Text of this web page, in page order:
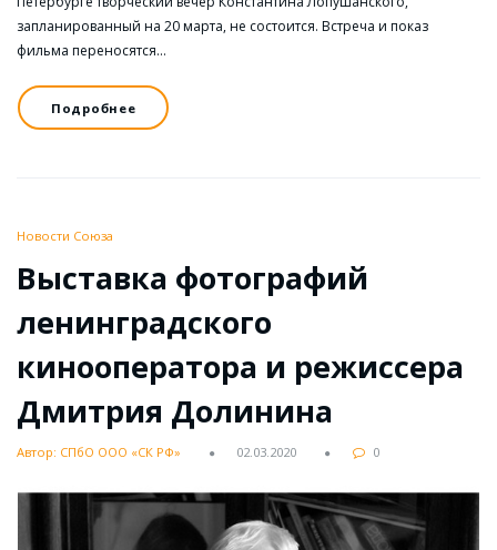
запланированный на 20 марта, не состоится. Встреча и показ
фильма переносятся…
Подробнее
Новости Союза
Выставка фотографий
ленинградского
кинооператора и режиссера
Дмитрия Долинина
Автор: СПбО ООО «СК РФ» 02.03.2020 0